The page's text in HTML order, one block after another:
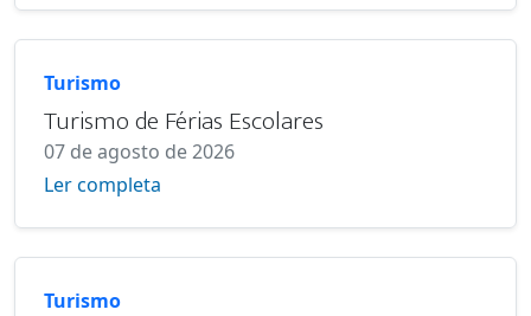
Turismo
Turismo de Férias Escolares
07 de agosto de 2026
Ler completa
Turismo